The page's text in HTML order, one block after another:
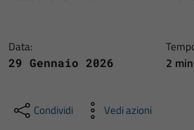
Data:
29 Gennaio 2026 2 min
Condividi Vedi azioni